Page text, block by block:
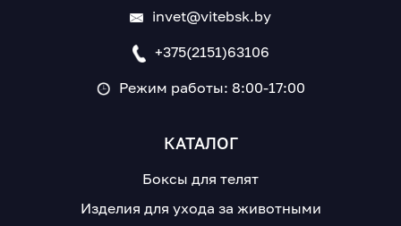
invet@vitebsk.by
+375(2151)63106
Режим работы: 8:00-17:00
КАТАЛОГ
Боксы для телят
Изделия для ухода за животными